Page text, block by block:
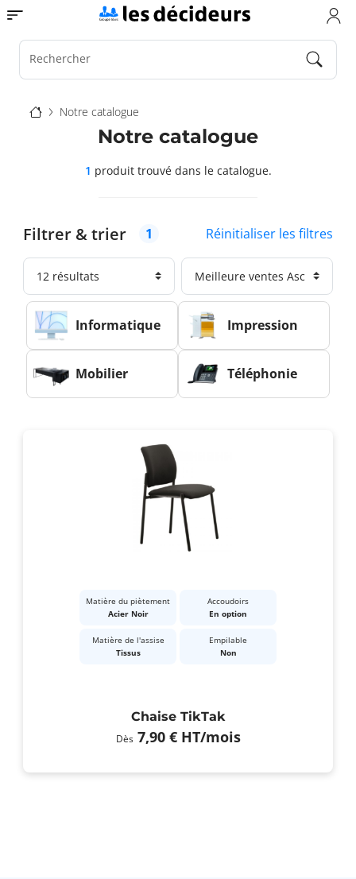
Aller
au
contenu
principal
Toggle navigation
Rechercher
Fil
d'Ariane
Notre catalogue
Filtrer & trier 1 Réinitialiser les filtres
Informatique Impression
Mobilier Téléphonie
Notre catalogue
1 produit trouvédans le catalogue.
Matière du piètement
Acier Noir
Accoudoirs
En option
Matière de l'assise
Tissus
Empilable
Non
Chaise TikTak
Dès 7,90 € HT/mois